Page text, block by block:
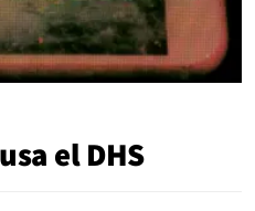
el DHS